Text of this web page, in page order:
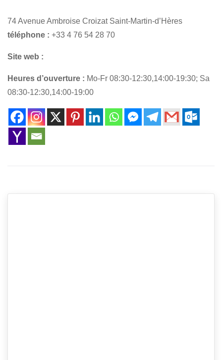
74 Avenue Ambroise Croizat Saint-Martin-d’Hères
téléphone : +33 4 76 54 28 70
Site web :
Heures d’ouverture : Mo-Fr 08:30-12:30,14:00-19:30; Sa
08:30-12:30,14:00-19:00